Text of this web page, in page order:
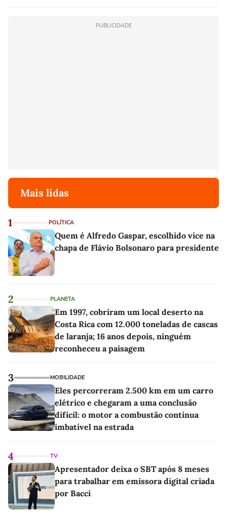
PUBLICIDADE
Mais lidas
1 POLÍTICA
Quem é Alfredo Gaspar, escolhido vice na
chapa de Flávio Bolsonaro para presidente
2 PLANETA
Em 1997, cobriram um local deserto na
Costa Rica com 12.000 toneladas de cascas
de laranja; 16 anos depois, ninguém
reconheceu a paisagem
3 MOBILIDADE
Eles percorreram 2.500 km em um carro
elétrico e chegaram a uma conclusão
difícil: o motor a combustão continua
imbatível na estrada
4 TV
Apresentador deixa o SBT após 8 meses
para trabalhar em emissora digital criada
por Bacci